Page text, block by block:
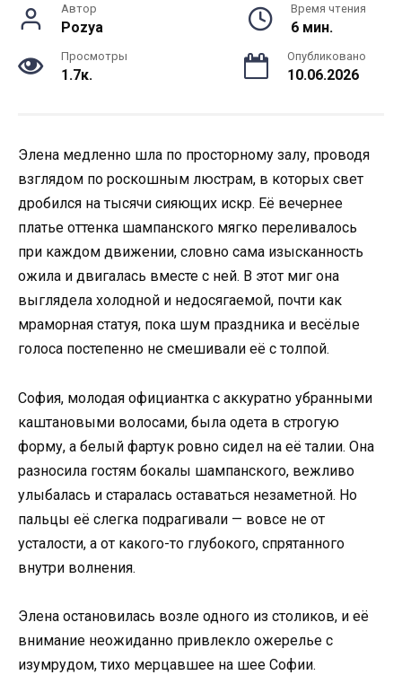
Автор
Pozya
Время чтения
6 мин.
Просмотры
1.7к.
Опубликовано
10.06.2026
Элена медленно шла по просторному залу, проводя
взглядом по роскошным люстрам, в которых свет
дробился на тысячи сияющих искр. Её вечернее
платье оттенка шампанского мягко переливалось
при каждом движении, словно сама изысканность
ожила и двигалась вместе с ней. В этот миг она
выглядела холодной и недосягаемой, почти как
мраморная статуя, пока шум праздника и весёлые
голоса постепенно не смешивали её с толпой.
София, молодая официантка с аккуратно убранными
каштановыми волосами, была одета в строгую
форму, а белый фартук ровно сидел на её талии. Она
разносила гостям бокалы шампанского, вежливо
улыбалась и старалась оставаться незаметной. Но
пальцы её слегка подрагивали — вовсе не от
усталости, а от какого-то глубокого, спрятанного
внутри волнения.
Элена остановилась возле одного из столиков, и её
внимание неожиданно привлекло ожерелье с
изумрудом, тихо мерцавшее на шее Софии.